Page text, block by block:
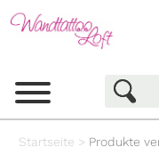
Startseite > Produkte